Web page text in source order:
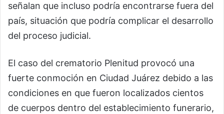
señalan que incluso podría encontrarse fuera del
país, situación que podría complicar el desarrollo
del proceso judicial.
El caso del crematorio Plenitud provocó una
fuerte conmoción en Ciudad Juárez debido a las
condiciones en que fueron localizados cientos
de cuerpos dentro del establecimiento funerario,